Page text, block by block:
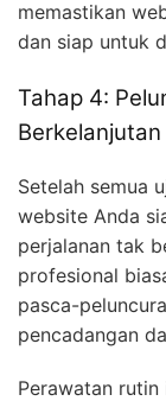
memastikan
dan siap untuk
Tahap 4:
Berkelanjutan
Setelah semua
website Anda
perjalanan tak
profesional
pasca-
pencadangan
Perawatan